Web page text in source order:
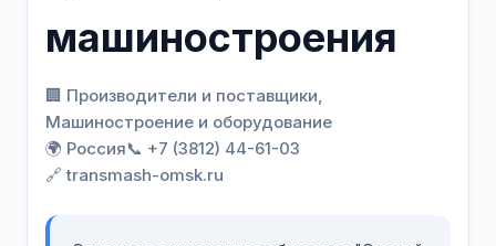
машиностроения
🏢 Производители и поставщики,
Машиностроение и оборудование
🌍 Россия📞 +7 (3812) 44-61-03
🔗 transmash-omsk.ru